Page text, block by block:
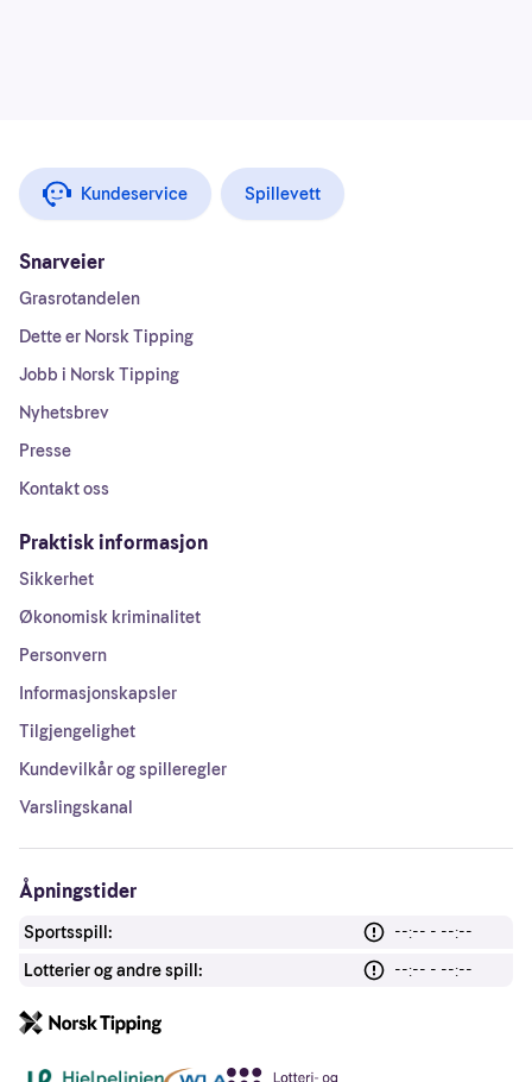
Kundeservice Spillevett
Snarveier
Grasrotandelen
Dette er Norsk Tipping
Jobb i Norsk Tipping
Nyhetsbrev
Presse
Kontakt oss
Praktisk informasjon
Sikkerhet
Økonomisk kriminalitet
Personvern
Informasjonskapsler
Tilgjengelighet
Kundevilkår og spilleregler
Varslingskanal
Åpningstider
Sportsspill:
--:-- - --:--
Lotterier og andre spill:
--:-- - --:--